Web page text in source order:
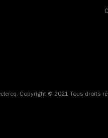
Copyright © 2021 Tous droits